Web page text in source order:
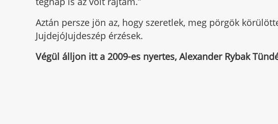
Aztán persze jön az, hogy szeretlek, meg pörgök
JujdejóJujdeszép érzések.
Végül álljon itt a 2009-es nyertes, Alexander Rybak